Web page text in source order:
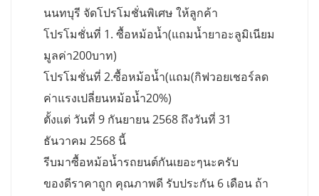
นนทบุรี จัดโปรโมชั่นพิเศษ ให้ลูกค้า
โปรโมชั่นที่ 1. ซื้อหม้อน้ำ(แถมน้ำยาอะลูมิเนียม
มูลค่า200บาท)
โปรโมชั่นที่ 2.ซื้อหม้อน้ำ(แถม(กิฟวอยเชอร์ลด
ค่าแรงเปลี่ยนหม้อน้ำ20%)
ตั้งแต่ วันที่ 9 กันยายน 2568 ถึงวันที่ 31
ธันวาคม 2568 นี้
รีบมาซื้อหม้อน้ำรถยนต์กันเยอะๆนะครับ
ของดีราคาถูก คุณภาพดี รับประกัน 6 เดือน ถ้า